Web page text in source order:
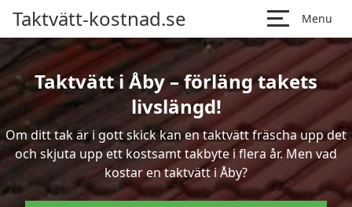
Taktvätt-kostnad.se Menu
Taktvätt i Åby – förläng takets
livslängd!
Om ditt tak är i gott skick kan en taktvätt fräscha upp det
och skjuta upp ett kostsamt takbyte i flera år. Men vad
kostar en taktvätt i Åby?